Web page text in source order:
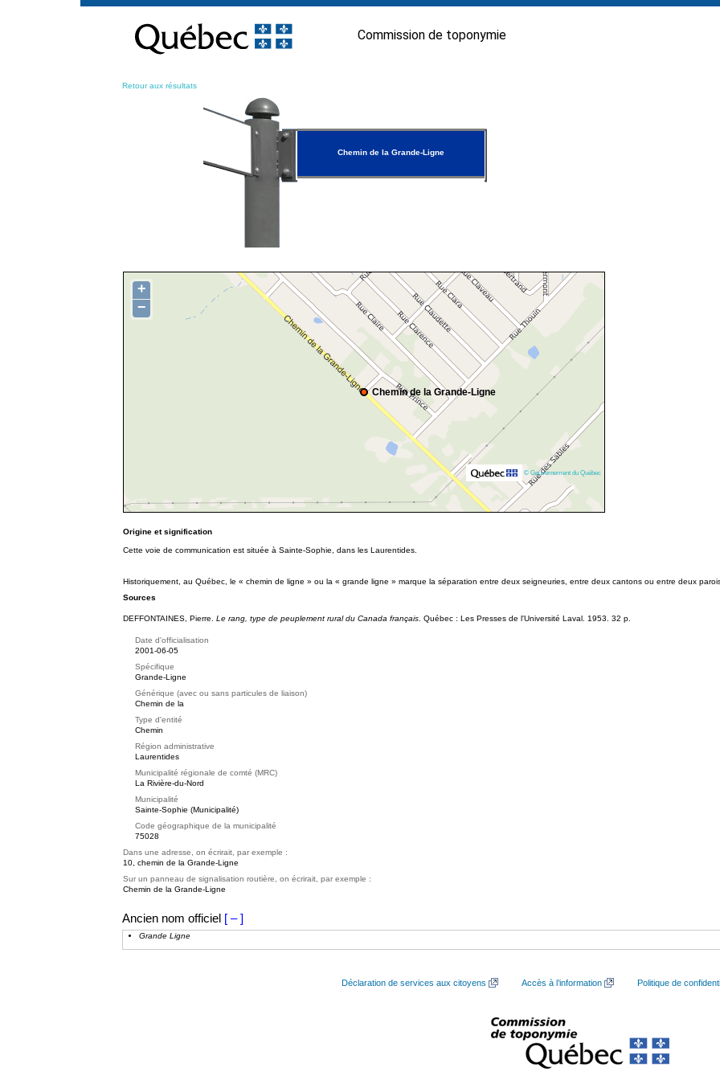
contenu
Commission de toponymie
Retour aux résultats
Chemin de la Grande-Ligne
Chemin de la Grande-Ligne
+
−
© Gouvernement du Québec
Origine et signification
Cette voie de communication est située à Sainte-Sophie, dans les Laurentides.
Historiquement, au Québec, le « chemin de ligne » ou la « grande ligne » marque la séparation entre deux seigneuries, entre deux cantons ou entre deux
Sources
DEFFONTAINES, Pierre. Le rang, type de peuplement rural du Canada français . Québec : Les Presses de l'Université Laval. 1953. 32 p.
Date d'officialisation
2001-06-05
Spécifique
Grande-Ligne
Générique (avec ou sans particules de liaison)
Chemin de la
Type d'entité
Chemin
Région administrative
Laurentides
Municipalité régionale de comté (MRC)
La Rivière-du-Nord
Municipalité
Sainte-Sophie (Municipalité)
Code géographique de la municipalité
75028
Dans une adresse, on écrirait, par exemple :
10, chemin de la Grande-Ligne
Sur un panneau de signalisation routière, on écrirait, par exemple :
Chemin de la Grande-Ligne
Ancien nom officiel [ – ]
Grande Ligne
Déclaration de services aux citoyens Accès à l’information Politique de